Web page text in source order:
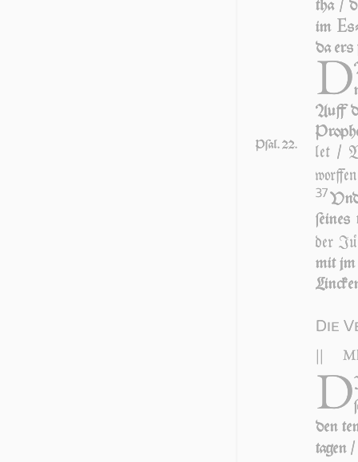
Pſal. 22.
tha /
im E
da ers
D
Auff
let /
37Vnd
der
mit jm
Die
||
D
den
ta­gen /